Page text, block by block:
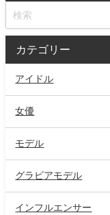
カテゴリー
アイドル
女優
モデル
グラビアモデル
インフルエンサー